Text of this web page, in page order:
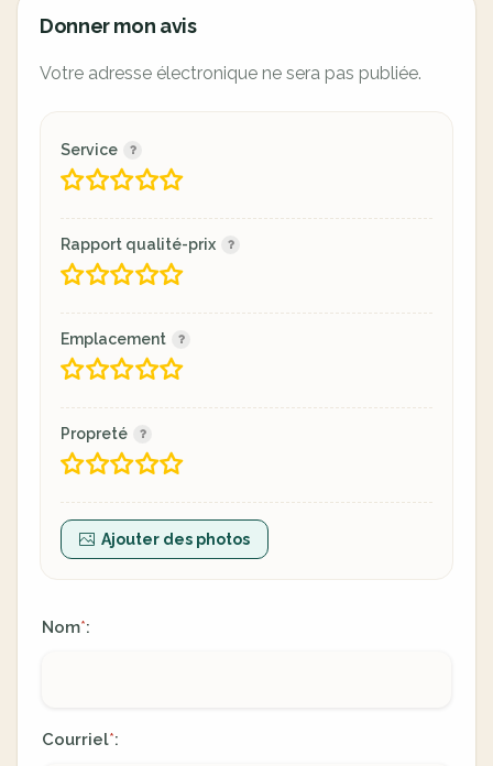
Donner mon avis
Votre adresse électronique ne sera pas publiée.
Service
Rapport qualité-prix
Emplacement
Propreté
Ajouter des photos
Nom*:
Courriel*: